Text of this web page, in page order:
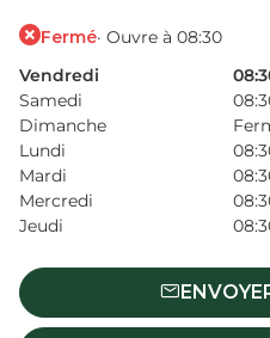
Fermé· Ouvre à 08:30
Vendredi
Samedi
Dimanche
Lundi
Mardi
Mercredi
Jeudi